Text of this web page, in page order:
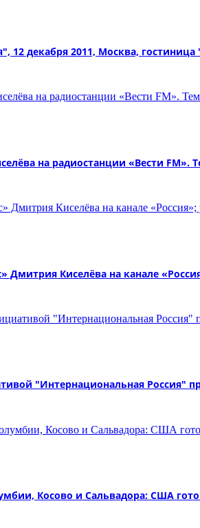
декабря 2011, Москва,
на радиостанции «Вести FM».
Киселёва на канале
"Интернациональная Россия"
Косово и Сальвадора: США